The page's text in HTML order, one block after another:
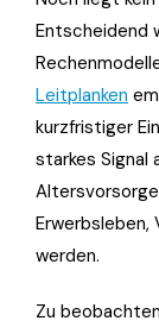
Entscheidend
Leitplanken
kurzfristiger
starkes Signal
Erwerbsleben,
werden.
Zu